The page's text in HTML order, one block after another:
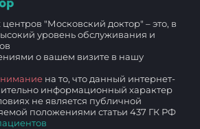
"Московский доктор" – это, в
уровень обслуживания и
о вашем визите в нашу
на то, что данный интернет-
информационный характер
не является публичной
положениями статьи 437 ГК РФ